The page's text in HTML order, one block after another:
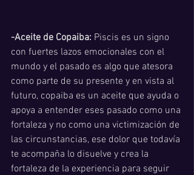
-Aceite de Copaiba: Piscis es un signo
con fuertes lazos emocionales con el
mundo y el pasado es algo que atesora
como parte de su presente y en vista al
futuro, copaiba es un aceite que ayuda o
apoya a entender eses pasado como una
fortaleza y no como una victimización de
las circunstancias, ese dolor que todavía
te acompaña lo disuelve y crea la
fortaleza de la experiencia para seguir